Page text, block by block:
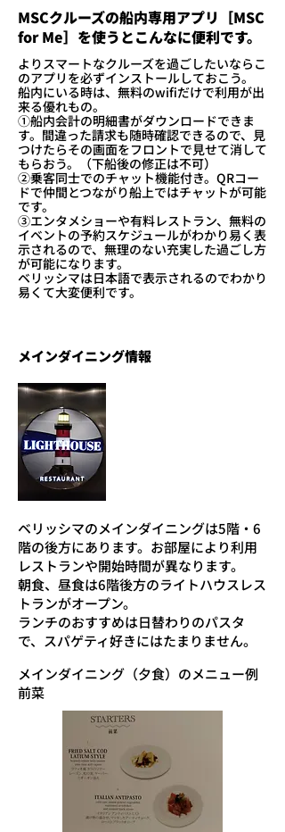
MSCクルーズの船内専用アプリ［MSC
for Me］を使うとこんなに便利です。
よりスマートなクルーズを過ごしたいならこ
のアプリを必ずインストールしておこう。
船内にいる時は、無料のwifiだけで利用が出
来る優れもの。
①船内会計の明細書がダウンロードできま
す。間違った請求も随時確認できるので、見
つけたらその画面をフロントで見せて消して
もらおう。（下船後の修正は不可）
②乗客同士でのチャット機能付き。QRコー
ドで仲間とつながり船上ではチャットが可能
です。
③エンタメショーや有料レストラン、無料の
イベントの予約スケジュールがわかり易く表
示されるので、無理のない充実した過ごし方
が可能になります。
​ベリッシマは日本語で表示されるのでわかり
易くて大変便利です。
メインダイニング情報
ベリッシマのメインダイニングは5階・6
階の後方にあります。お部屋により利用
レストランや開始時間が異なります。
朝食、昼食は6階後方のライトハウスレス
トランがオープン。
​ランチのおすすめは日替わりのパスタ
で、スパゲティ好きにはたまりません。
メインダイニング（夕食）のメニュー例
​前菜